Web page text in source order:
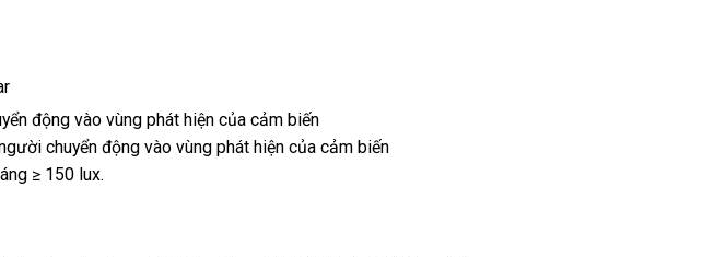
động vào vùng phát hiện của cảm biến
chuyển động vào vùng phát hiện của cảm biến
≥ 150 lux.